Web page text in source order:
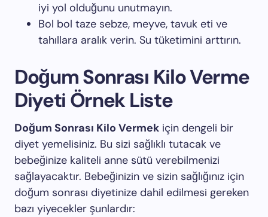
iyi yol olduğunu unutmayın.
Bol bol taze sebze, meyve, tavuk eti ve
tahıllara aralık verin. Su tüketimini arttırın.
Doğum Sonrası Kilo Verme
Diyeti Örnek Liste
Doğum Sonrası Kilo Vermek için dengeli bir
diyet yemelisiniz. Bu sizi sağlıklı tutacak ve
bebeğinize kaliteli anne sütü verebilmenizi
sağlayacaktır. Bebeğinizin ve sizin sağlığınız için
doğum sonrası diyetinize dahil edilmesi gereken
bazı yiyecekler şunlardır: